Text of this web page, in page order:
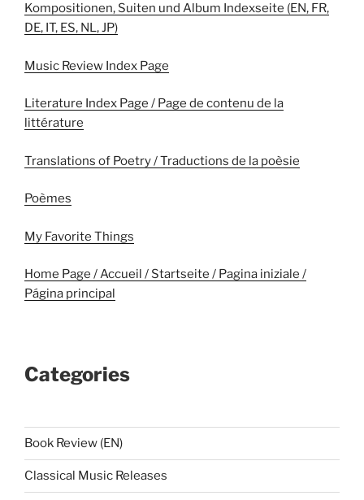
Kompositionen, Suiten und Album Indexseite (EN, FR,
DE, IT, ES, NL, JP)
Music Review Index Page
Literature Index Page / Page de contenu de la
littérature
Translations of Poetry / Traductions de la poèsie
Poèmes
My Favorite Things
Home Page / Accueil / Startseite / Pagina iniziale /
Página principal
Categories
Book Review (EN)
Classical Music Releases